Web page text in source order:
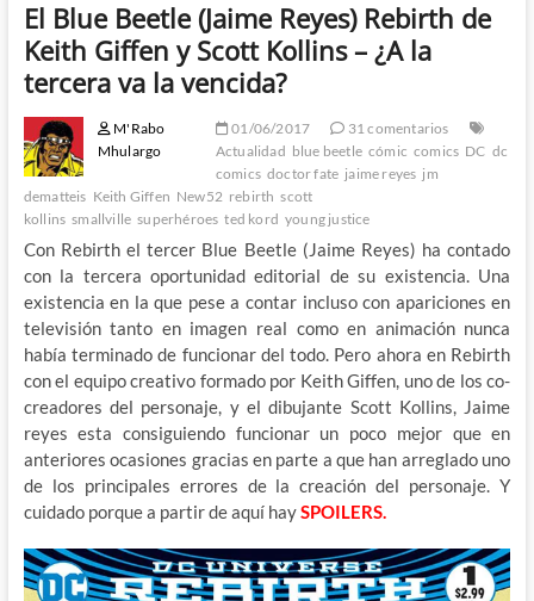
El Blue Beetle (Jaime Reyes) Rebirth de
Keith Giffen y Scott Kollins – ¿A la
tercera va la vencida?
M'Rabo
Mhulargo
01/06/2017
31 comentarios
Actualidad blue beetle cómic comics DC dc
comics doctor fate jaime reyes jm
dematteis Keith Giffen New52 rebirth scott
kollins smallville superhéroes ted kord young justice
Con Rebirth el tercer Blue Beetle (Jaime Reyes) ha contado
con la tercera oportunidad editorial de su existencia. Una
existencia en la que pese a contar incluso con apariciones en
televisión tanto en imagen real como en animación nunca
había terminado de funcionar del todo. Pero ahora en Rebirth
con el equipo creativo formado por Keith Giffen, uno de los co-
creadores del personaje, y el dibujante Scott Kollins, Jaime
reyes esta consiguiendo funcionar un poco mejor que en
anteriores ocasiones gracias en parte a que han arreglado uno
de los principales errores de la creación del personaje. Y
cuidado porque a partir de aquí haySPOILERS.